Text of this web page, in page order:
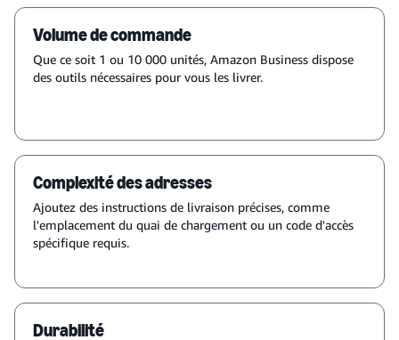
Volume de commande
Que ce soit 1 ou 10 000 unités, Amazon Business dispose
des outils nécessaires pour vous les livrer.
Complexité des adresses
Ajoutez des instructions de livraison précises, comme
l'emplacement du quai de chargement ou un code d'accès
spécifique requis.
Durabilité